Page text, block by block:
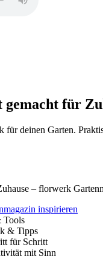
für
deinen Garten.
inspirieren
Tools
& Tipps
für Schritt
mit Sinn